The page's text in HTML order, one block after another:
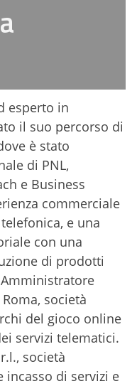
esperto in
il suo percorso di
è stato
di PNL,
e Business
commerciale
e una
con una
di prodotti
società
del gioco online
servizi telematici.
società
incasso di servizi e